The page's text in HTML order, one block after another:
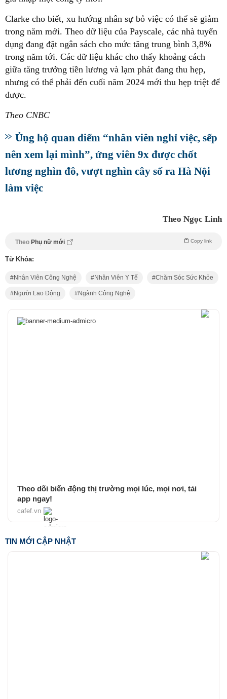
Clarke cho biết, xu hướng nhân sự bỏ việc có thể sẽ giảm
trong năm mới. Theo dữ liệu của Payscale, các nhà tuyển
dụng đang đặt ngân sách cho mức tăng trung bình 3,8%
trong năm tới. Các dữ liệu khác cho thấy khoảng cách
giữa tăng trưởng tiền lương và lạm phát đang thu hẹp,
nhưng có thể phải đến cuối năm 2024 mới thu hẹp triệt để
được.
Theo CNBC
Ủng hộ quan điểm “nhân viên nghỉ việc, sếp
nên xem lại mình”, ứng viên 9x được chốt
lương nghìn đô, vượt nghìn cây số ra Hà Nội
làm việc
Theo Ngọc Linh
Theo Phụ nữ mới Copy link
Từ Khóa:
Nhân Viên Công Nghệ Nhân Viên Y Tế Chăm Sóc Sức Khỏe
Người Lao Động Ngành Công Nghệ
Theo dõi biến động thị trường mọi lúc, mọi nơi, tải
app ngay!
cafef.vn
TIN MỚI CẬP NHẬT